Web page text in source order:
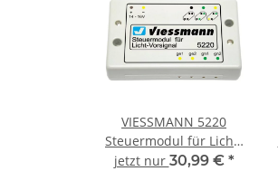
VIESSMANN 5220
Steuermodul für Licht-
Vorsignal
jetzt nur 30,99 € *